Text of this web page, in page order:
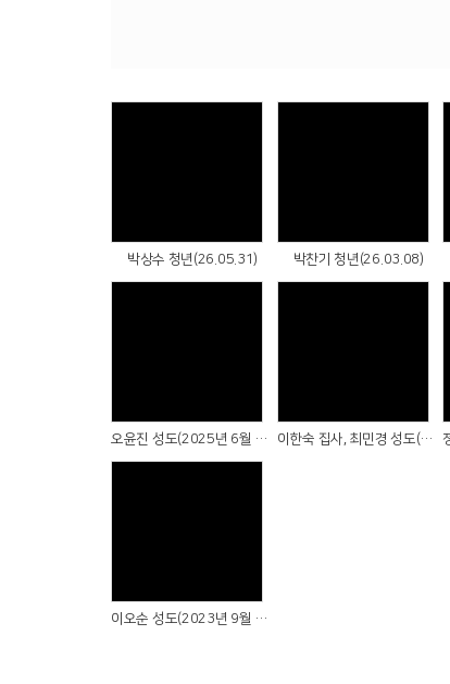
박상수 청년(26.05.31) 박찬기 청년(26.03.08)
오윤진 성도(2025년 6월 29일) 이한숙 집사, 최민경 성도(2025년 6월 15일)
이오순 성도(2023년 9월 3일)